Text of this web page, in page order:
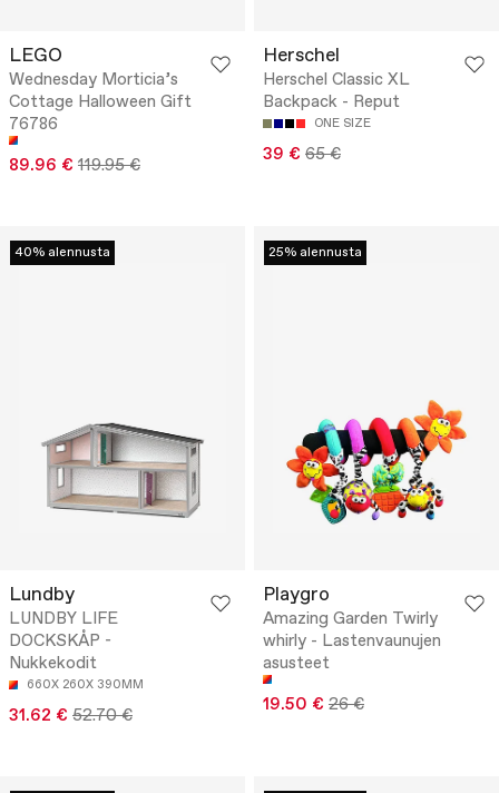
LEGO
Wednesday Morticia’s
Cottage Halloween Gift
76786
89.96 € 119.95 €
Herschel
Herschel Classic XL
Backpack - Reput
ONE SIZE
39 € 65 €
40% alennusta
Lundby
LUNDBY LIFE
DOCKSKÅP -
Nukkekodit
660X 260X 390MM
31.62 € 52.70 €
25% alennusta
Playgro
Amazing Garden Twirly
whirly - Lastenvaunujen
asusteet
19.50 € 26 €